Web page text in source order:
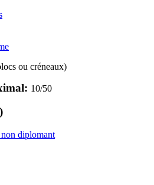
ou créneaux)
10/50
diplomant